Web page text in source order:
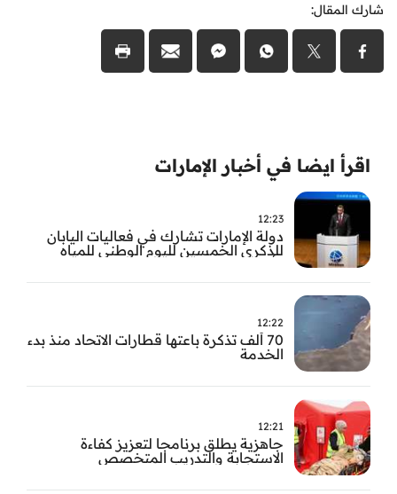
شارك المقال:
اقرأ ايضا في أخبار الإمارات
12:23
دولة الإمارات تشارك في فعاليات اليابان
للذكرى الخمسين لليوم الوطني للمياه
12:22
70 ألف تذكرة باعتها قطارات الاتحاد منذ بدء
الخدمة
12:21
جاهزية يطلق برنامجا لتعزيز كفاءة
الاستجابة والتدريب المتخصص